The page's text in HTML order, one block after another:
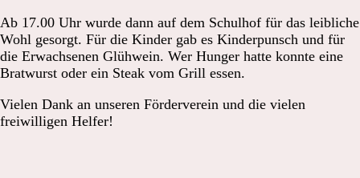
Ab 17.00 Uhr wurde dann auf dem Schulhof für das leibliche
Wohl gesorgt. Für die Kinder gab es Kinderpunsch und für
die Erwachsenen Glühwein. Wer Hunger hatte konnte eine
Bratwurst oder ein Steak vom Grill essen.
Vielen Dank an unseren Förderverein und die vielen
freiwilligen Helfer!